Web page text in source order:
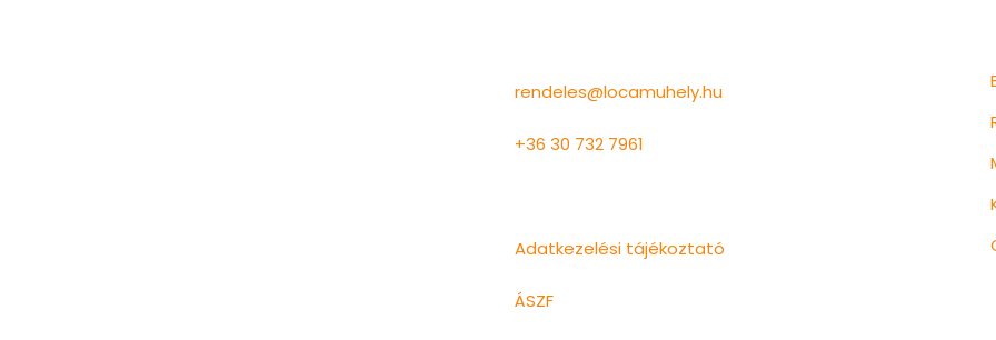
rendeles@locamuhely.hu
+36 30 732 7961
Adatkezelési tájékoztató
ÁSZF